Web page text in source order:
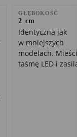
GŁĘBOKOŚĆ
2 cm
Identyczna jak
w mniejszych
modelach. Mieści
taśmę LED i